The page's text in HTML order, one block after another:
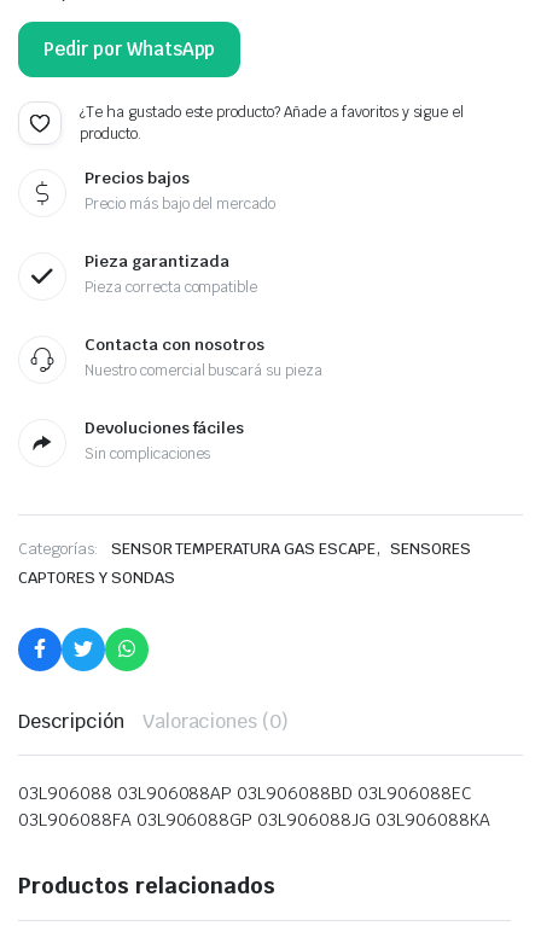
Pedir por WhatsApp
¿Te ha gustado este producto? Añade a favoritos y sigue el
producto.
Precios bajos
Precio más bajo del mercado
Pieza garantizada
Pieza correcta compatible
Contacta con nosotros
Nuestro comercial buscará su pieza
Devoluciones fáciles
Sin complicaciones
Categorías: SENSOR TEMPERATURA GAS ESCAPE, SENSORES
CAPTORES Y SONDAS
Descripción Valoraciones (0)
03L906088 03L906088AP 03L906088BD 03L906088EC
03L906088FA 03L906088GP 03L906088JG 03L906088KA
Productos relacionados